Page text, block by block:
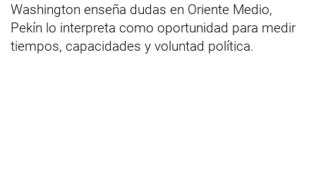
Washington enseña dudas en Oriente Medio,
Pekín lo interpreta como oportunidad para medir
tiempos, capacidades y voluntad política.